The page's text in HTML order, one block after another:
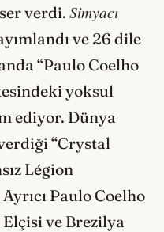
verdi. Simyacı
ve 26 dile
“Paulo Coelho
yoksul
ediyor. Dünya
“Crystal
Légion
Paulo Coelho
ve Brezilya